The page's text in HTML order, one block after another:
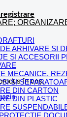
în coș.
ARHIVARE SI
SI ACCESORII
MECANICE.
SI
DIN CARTON
DIN PLASTIC